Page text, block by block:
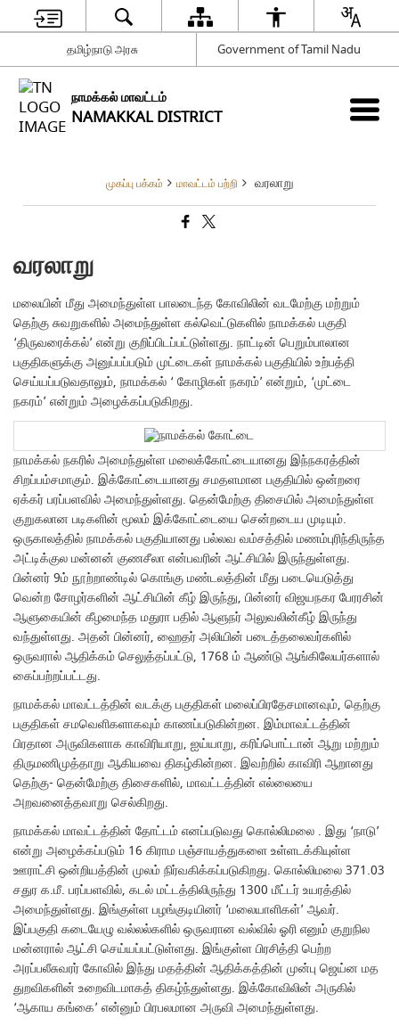
தமிழ்நாடு அரசு Government of Tamil Nadu
நாமக்கல் மாவட்டம்
NAMAKKAL DISTRICT
முகப்பு பக்கம் மாவட்டம் பற்றி வரலாறு
வரலாறு
மலையின் மீது அமைந்துள்ள பாலடைந்த கோவிலின் வடமேற்கு மற்றும்
தெற்கு சுவறுகளில் அமைந்துள்ள கல்வெட்டுகளில் நாமக்கல் பகுதி
‘திருவரைக்கல்’ என்று குறிப்பிடப்பட்டுள்ளது. நாட்டின் பெறும்பாலான
பகுதிகளுக்கு அனுப்பப்படும் முட்டைகள் நாமக்கல் பகுதியில் உற்பத்தி
செய்யப்படுவதாலும், நாமக்கல் ‘ கோழிகள் நகரம்’ என்றும், ‘முட்டை
நகரம்’ என்றும் அழைக்கப்படுகிறது.
நாமக்கல் நகரில் அமைந்துள்ள மலைக்கோட்டையானது இந்நகரத்தின்
சிறப்பம்சமாகும். இக்கோட்டையானது சமதளமான பகுதியில் ஒன்றரை
ஏக்கர் பரப்பளவில் அமைந்துள்ளது. தென்மேற்கு திசையில் அமைந்துள்ள
குறுகலான படிகளின் மூலம் இக்கோட்டையை சென்றடைய முடியும்.
ஒருகாலத்தில் நாமக்கல் பகுதியானது பல்லவ வம்சத்தில் மணம்புரிந்திருந்த
அட்டிக்குல மன்னன் குணசீலா என்பவரின் ஆட்சியில் இருந்துள்ளது.
பின்னர் 9ம் நூற்றாண்டில் கொங்கு மண்டலத்தின் மீது படையெடுத்து
வென்ற சோழர்களின் ஆட்சியின் கீழ் இருந்து, பின்னர் விஜயநகர பேரரசின்
ஆளுகையின் கீழமைந்த மதுரா பதில் ஆளுநர் அலுவலின்கீழ் இருந்து
வந்துள்ளது. அதன் பின்னர், ஹைதர் அலியின் படைத்தலைவர்களில்
ஒருவரால் ஆதிக்கம் செலுத்தப்பட்டு, 1768 ம் ஆண்டு ஆங்கிலேயர்களால்
கைப்பற்றப்பட்டது.
நாமக்கல் மாவட்டத்தின் வடக்கு பகுதிகள் மலைப்பிரதேசமானவும், தெற்கு
பகுதிகள் சமவெளிகளாகவும் காணப்படுகின்றன. இம்மாவட்டத்தின்
பிரதான அருவிகளாக காவிரியாறு, ஐய்யாறு, கரிப்பொட்டான் ஆறு மற்றும்
திருமணிமுத்தாறு ஆகியவை திகழ்கின்றன. இவற்றில் காவிரி ஆறானது
தெற்கு- தென்மேற்கு திசைகளில், மாவட்டத்தின் எல்லையை
அறவனைத்தவாறு செல்கிறது.
நாமக்கல் மாவட்டத்தின் தோட்டம் எனப்படுவது கொல்லிமலை . இது ‘நாடு’
என்று அழைக்கப்படும் 16 கிராம பஞ்சாயத்துகளை உள்ளடக்கியுள்ள
ஊராட்சி ஒன்றியத்தின் முலம் நிர்வகிக்கப்படுகிறது. கொல்லிமலை 371.03
சதுர க.மீ. பரப்பளவில், கடல் மட்டத்திலிருந்து 1300 மீட்டர் உயரத்தில்
அமைந்துள்ளது. இங்குள்ள பழங்குடியினர் ‘மலையாளிகள்’ ஆவர்.
இப்பகுதி கடையேழு வல்லல்களில் ஒருவரான வல்வில் ஓரி எனும் குறுநில
மன்னரால் ஆட்சி செய்யப்பட்டுள்ளது. இங்குள்ள பிரசித்தி பெற்ற
அரப்பலீசுவரர் கோவில் இந்து மதத்தின் ஆதிக்கத்தின் முன்பு ஜெய்ன மத
துறவிகளின் உறைவிடமாகத் திகழ்ந்துள்ளது. இக்கோவிலின் அருகில்
‘ஆகாய கங்கை’ என்னும் பிரபலமான அருவி அமைந்துள்ளது.